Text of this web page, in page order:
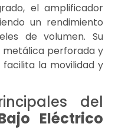
el amplificador
un rendimiento
de volumen. Su
perforada y
la movilidad y
del
Eléctrico